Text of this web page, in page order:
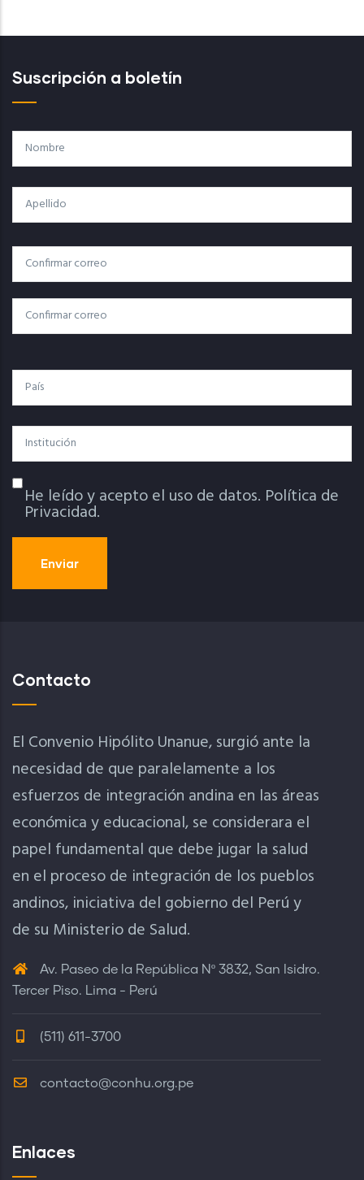
Suscripción a boletín
Nombre
Apellido
Correo
Electrónico
Correo Electrónico
Confirmar Correo
País
Institución
Política De Privacidad
He leído y acepto el uso de datos. Política de
Privacidad.
Contacto
El Convenio Hipólito Unanue, surgió ante la
necesidad de que paralelamente a los
esfuerzos de integración andina en las áreas
económica y educacional, se considerara el
papel fundamental que debe jugar la salud
en el proceso de integración de los pueblos
andinos, iniciativa del gobierno del Perú y
de su Ministerio de Salud.
Av. Paseo de la República Nº 3832, San Isidro.
Tercer Piso. Lima - Perú
(511) 611-3700
contacto@conhu.org.pe
Enlaces